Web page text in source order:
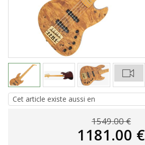
1549.00 €
1181.00 €